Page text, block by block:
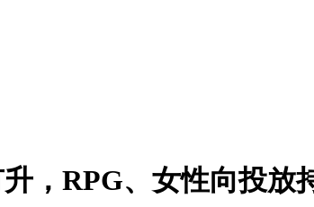
，RPG、女性向投放